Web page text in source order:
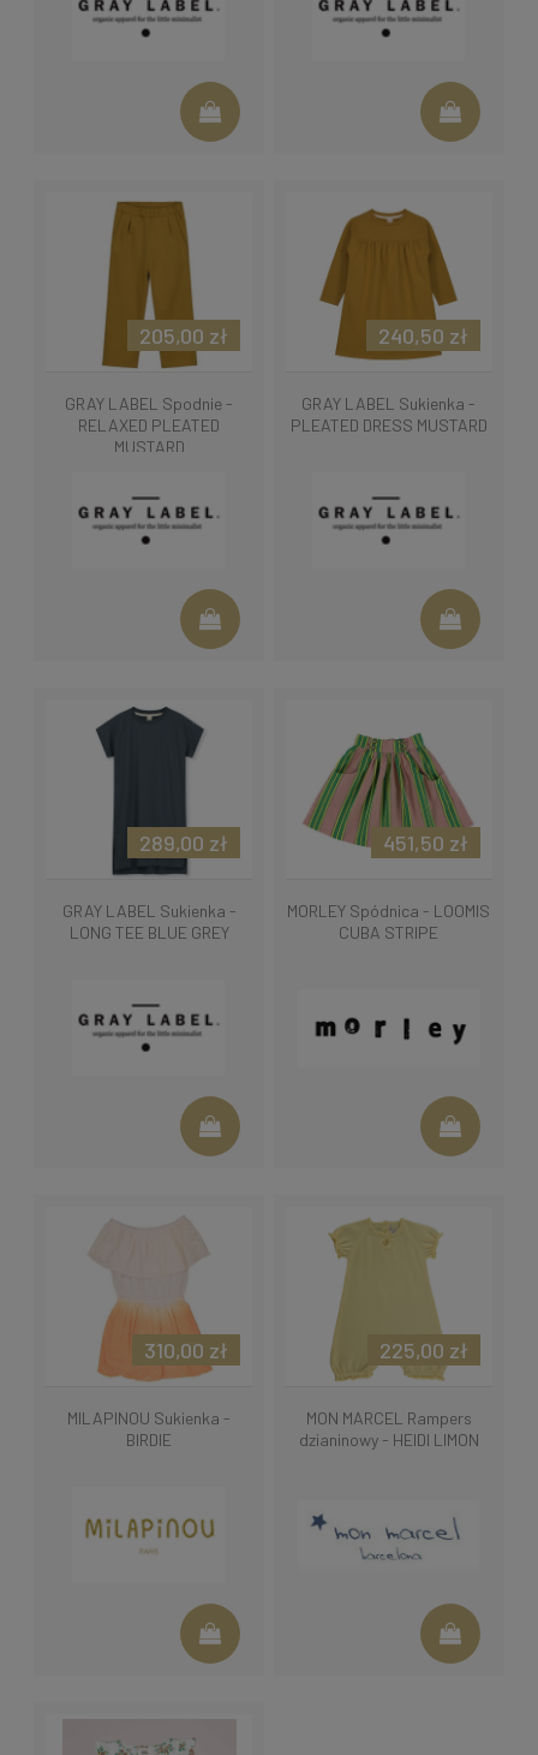
GRAY LABEL Spodnie -
RELAXED PLEATED
MUSTARD
205,00 zł
GRAY LABEL Sukienka -
PLEATED DRESS MUSTARD
240,50 zł
GRAY LABEL Sukienka -
LONG TEE BLUE GREY
289,00 zł
MORLEY Spódnica - LOOMIS
CUBA STRIPE
451,50 zł
MILAPINOU Sukienka -
BIRDIE
310,00 zł
MON MARCEL Rampers
dzianinowy - HEIDI LIMON
225,00 zł